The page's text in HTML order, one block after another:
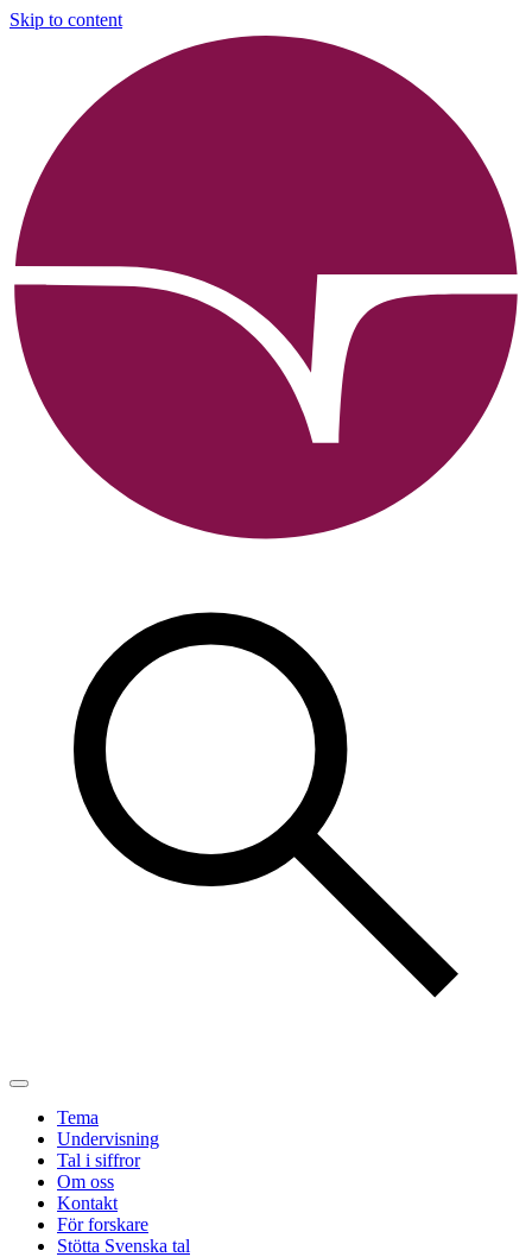
Skip to content
Tema
Undervisning
Tal i siffror
Om oss
Kontakt
För forskare
Stötta Svenska tal